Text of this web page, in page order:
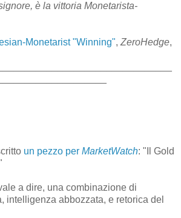
è la vittoria Monetarista-
Monetarist "Winning", ZeroHedge,
un pezzo per MarketWatch: "Il Gold
a dire, una combinazione di
intelligenza abbozzata, e retorica del